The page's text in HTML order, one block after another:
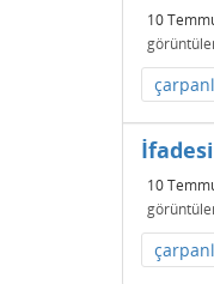
10
10